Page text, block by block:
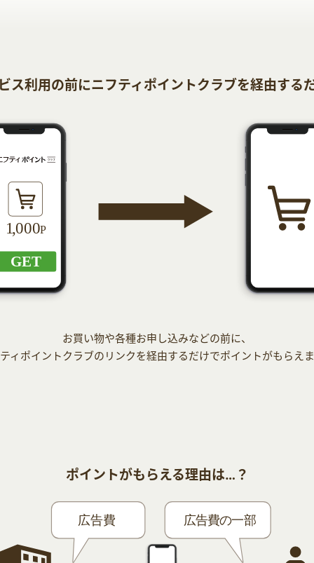
ス利用の前にニフティポイントクラブを経由する
お買い物や各種お申し込みなどの前に、
ィポイントクラブのリンクを経由するだけでポイントがもらえ
ポイントがもらえる理由は…？